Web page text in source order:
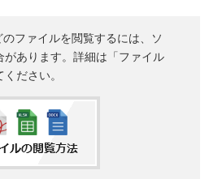
ファイルを閲覧するには、ソ
があります。詳細は「ファイル
ださい。